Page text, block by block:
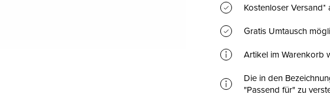
Kostenloser
Gratis Umtausch
Artikel im Warenkorb
Die in den
"Passend für" zu